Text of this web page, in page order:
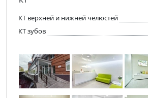
КТ верхней и нижней челюстей
КТ зубов